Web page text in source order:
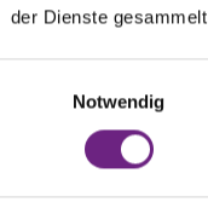
der Dienste
Notwendig